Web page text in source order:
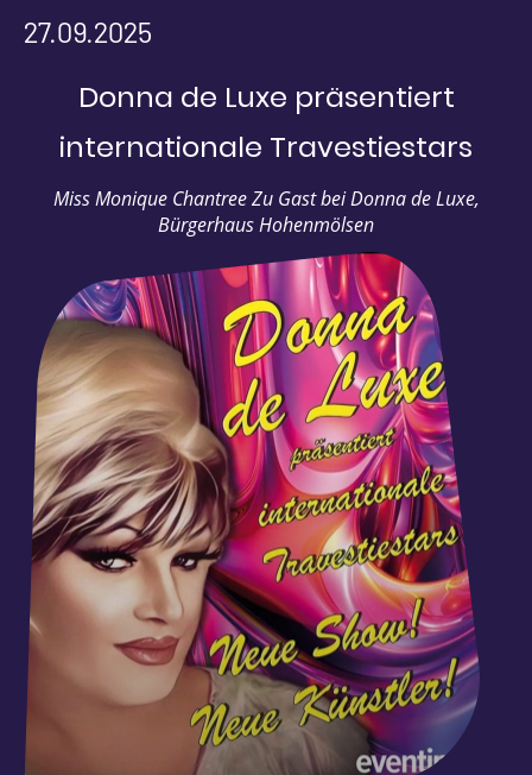
27.09.2025
Donna de Luxe präsentiert
internationale Travestiestars
Miss Monique Chantree Zu Gast bei Donna de Luxe,
Bürgerhaus Hohenmölsen